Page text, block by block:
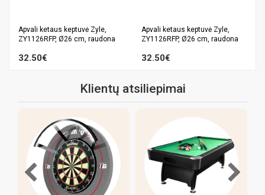
Apvali ketaus keptuvė Zyle,
ZY1126RFP, Ø26 cm, raudona
32.50€
Apvali ketaus keptuvė Zyle,
ZY1126RFP, Ø26 cm, raudona
32.50€
Klientų atsiliepimai